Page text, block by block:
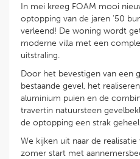
In mei kreeg FOAM mooi
optopping van de jaren ’50
verleend! De woning wordt
moderne villa met een
uitstraling.
Door het bevestigen van een
bestaande gevel, het
aluminium puien en de
travertin natuursteen
de optopping een strak
We kijken uit naar de
zomer start met